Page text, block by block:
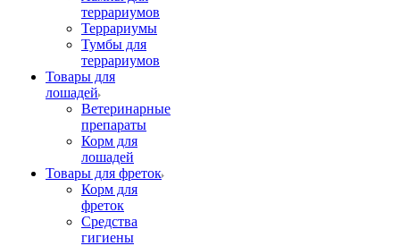
террариумов
Террариумы
Тумбы для
террариумов
Товары для
лошадей
Ветеринарные
препараты
Корм для
лошадей
Товары для фреток
Корм для
фреток
Средства
гигиены